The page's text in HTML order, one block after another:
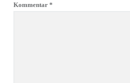
Kommentar *